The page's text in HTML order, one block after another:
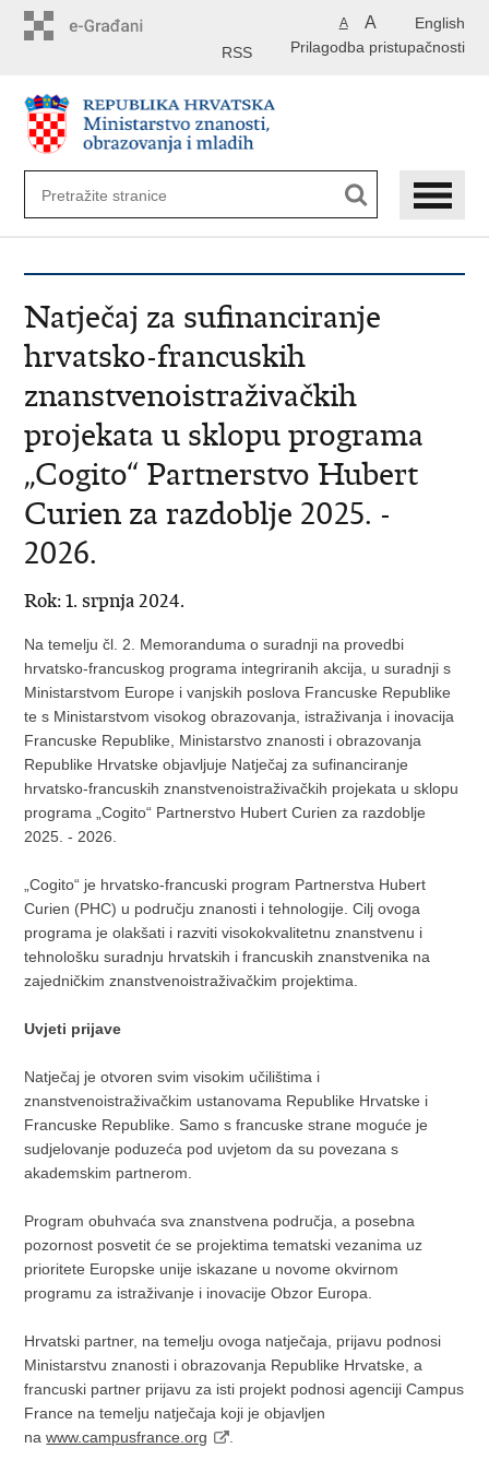
English
A A
Prilagodba pristupačnosti
RSS
Natječaj za sufinanciranje
hrvatsko-francuskih
znanstvenoistraživačkih
projekata u sklopu programa
„Cogito“ Partnerstvo Hubert
Curien za razdoblje 2025. -
2026.
Rok: 1. srpnja 2024.
Na temelju čl. 2. Memoranduma o suradnji na provedbi
hrvatsko-francuskog programa integriranih akcija, u suradnji s
Ministarstvom Europe i vanjskih poslova Francuske Republike
te s Ministarstvom visokog obrazovanja, istraživanja i inovacija
Francuske Republike, Ministarstvo znanosti i obrazovanja
Republike Hrvatske objavljuje Natječaj za sufinanciranje
hrvatsko-francuskih znanstvenoistraživačkih projekata u sklopu
programa „Cogito“ Partnerstvo Hubert Curien za razdoblje
2025. - 2026.
„Cogito“ je hrvatsko-francuski program Partnerstva Hubert
Curien (PHC) u području znanosti i tehnologije. Cilj ovoga
programa je olakšati i razviti visokokvalitetnu znanstvenu i
tehnološku suradnju hrvatskih i francuskih znanstvenika na
zajedničkim znanstvenoistraživačkim projektima.
Uvjeti prijave
Natječaj je otvoren svim visokim učilištima i
znanstvenoistraživačkim ustanovama Republike Hrvatske i
Francuske Republike. Samo s francuske strane moguće je
sudjelovanje poduzeća pod uvjetom da su povezana s
akademskim partnerom.
Program obuhvaća sva znanstvena područja, a posebna
pozornost posvetit će se projektima tematski vezanima uz
prioritete Europske unije iskazane u novome okvirnom
programu za istraživanje i inovacije Obzor Europa.
Hrvatski partner, na temelju ovoga natječaja, prijavu podnosi
Ministarstvu znanosti i obrazovanja Republike Hrvatske, a
francuski partner prijavu za isti projekt podnosi agenciji Campus
France na temelju natječaja koji je objavljen
nawww.campusfrance.org